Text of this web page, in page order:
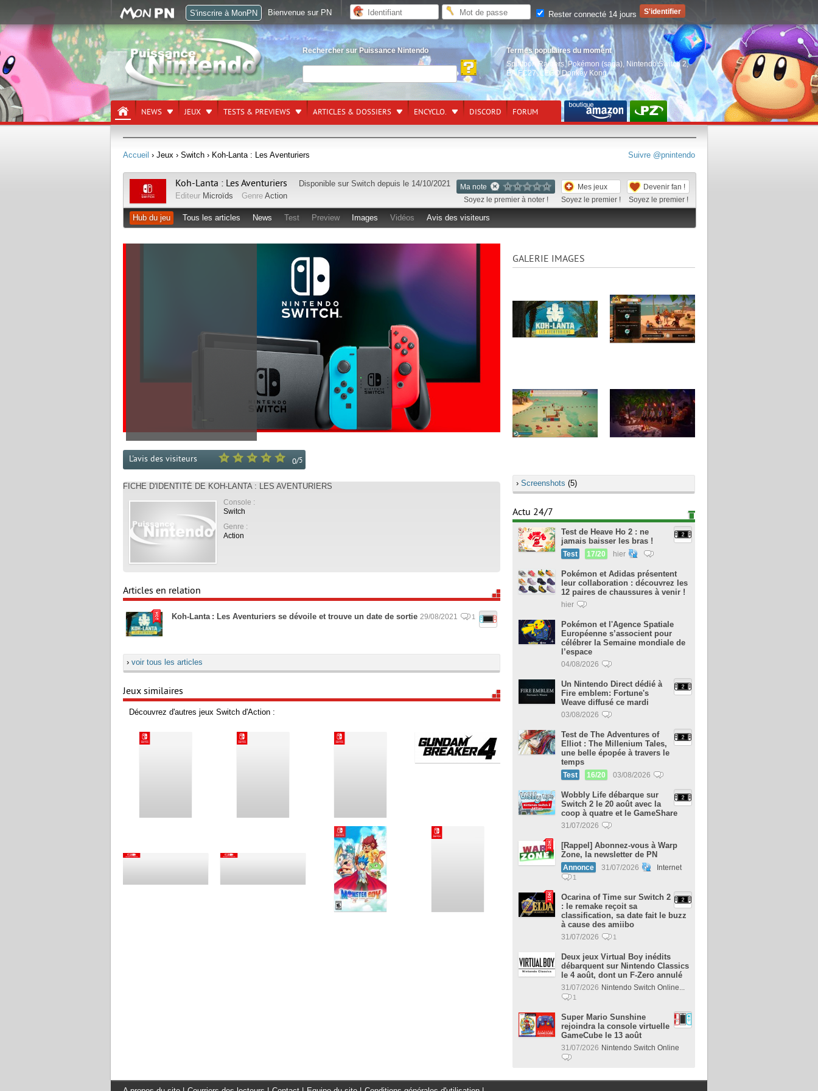
Rechercher sur Puissance Nintendo
Termes populaires du moment
Splatoon Raiders, Pokémon (saga) Nintendo Switch 2,
EA FC27,LEGO Donkey Kong
NEWS JEUX TESTS & PREVIEWS ARTICLES & DOSSIERS ENCYCLO. DISCORD FORUM
Suivre @pnintendo
Accueil › Jeux › Switch › Koh-Lanta : Les Aventuriers
Ma note
Soyez le premier à noter !
Mes jeux
Soyez le premier !
Devenir fan !
Soyez le premier !
Koh-Lanta : Les Aventuriers Disponible sur Switch depuis le 14/10/2021
Editeur Microïds Genre Action
Hub du jeu Tous les articles News Test Preview Images Vidéos Avis des visiteurs
0/5
L'avis des visiteurs
FICHE D'IDENTITÉ DE KOH-LANTA : LES AVENTURIERS
Console :
Switch
Genre :
Action
Articles en relation
Koh-Lanta : Les Aventuriers se dévoile et trouve un date de sortie 29/08/2021 1
› voir tous les articles
Jeux similaires
Découvrez d'autres jeux Switch d'Action :
GALERIE IMAGES
› Screenshots (5)
Actu 24/7
Test de Heave Ho 2 : ne
jamais baisser les bras !
Test 17/20 hier
Pokémon et Adidas présentent
leur collaboration : découvrez les
12 paires de chaussures à venir !
hier
Pokémon et l'Agence Spatiale
Européenne s’associent pour
célébrer la Semaine mondiale de
l’espace
04/08/2026
Un Nintendo Direct dédié à
Fire emblem: Fortune's
Weave diffusé ce mardi
03/08/2026
Test de The Adventures of
Elliot : The Millenium Tales,
une belle épopée à travers le
temps
Test 16/20 03/08/2026
Wobbly Life débarque sur
Switch 2 le 20 août avec la
coop à quatre et le GameShare
31/07/2026
[Rappel] Abonnez-vous à Warp
Zone, la newsletter de PN
Annonce 31/07/2026 Internet
1
Ocarina of Time sur Switch 2
: le remake reçoit sa
classification, sa date fait le buzz
à cause des amiibo
31/07/2026 1
Deux jeux Virtual Boy inédits
débarquent sur Nintendo Classics
le 4 août, dont un F-Zero annulé
31/07/2026 Nintendo Switch Online...
1
Super Mario Sunshine
rejoindra la console virtuelle
GameCube le 13 août
31/07/2026 Nintendo Switch Online
S'inscrire à MonPN Bienvenue sur PN Rester connecté 14 jours